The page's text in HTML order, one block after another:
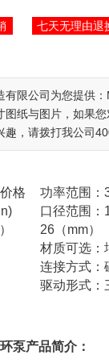
七天无理由退
有限公司为您提供
纸与图片，如果您
，请拨打我公司
格
功率范围：
口径范围：
26（mm）
材质可选：
连接方式：
驱动形式：
产品简介：